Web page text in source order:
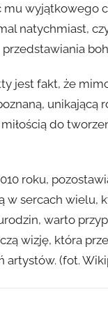
wyjątkowego
natychmiast,
jest fakt, że
unikającą
do
roku,
w sercach
warto
wizję, która
(fot.